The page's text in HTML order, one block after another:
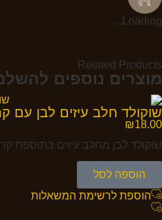
Loading...
Related Products
מוצרים נוספים
שוקולד חלב עיזים לבן עם
₪18.00
שוקולד לבן מחלב עיזים בתוספת
הוספה לסל
הוספת לרשימת המשאלות